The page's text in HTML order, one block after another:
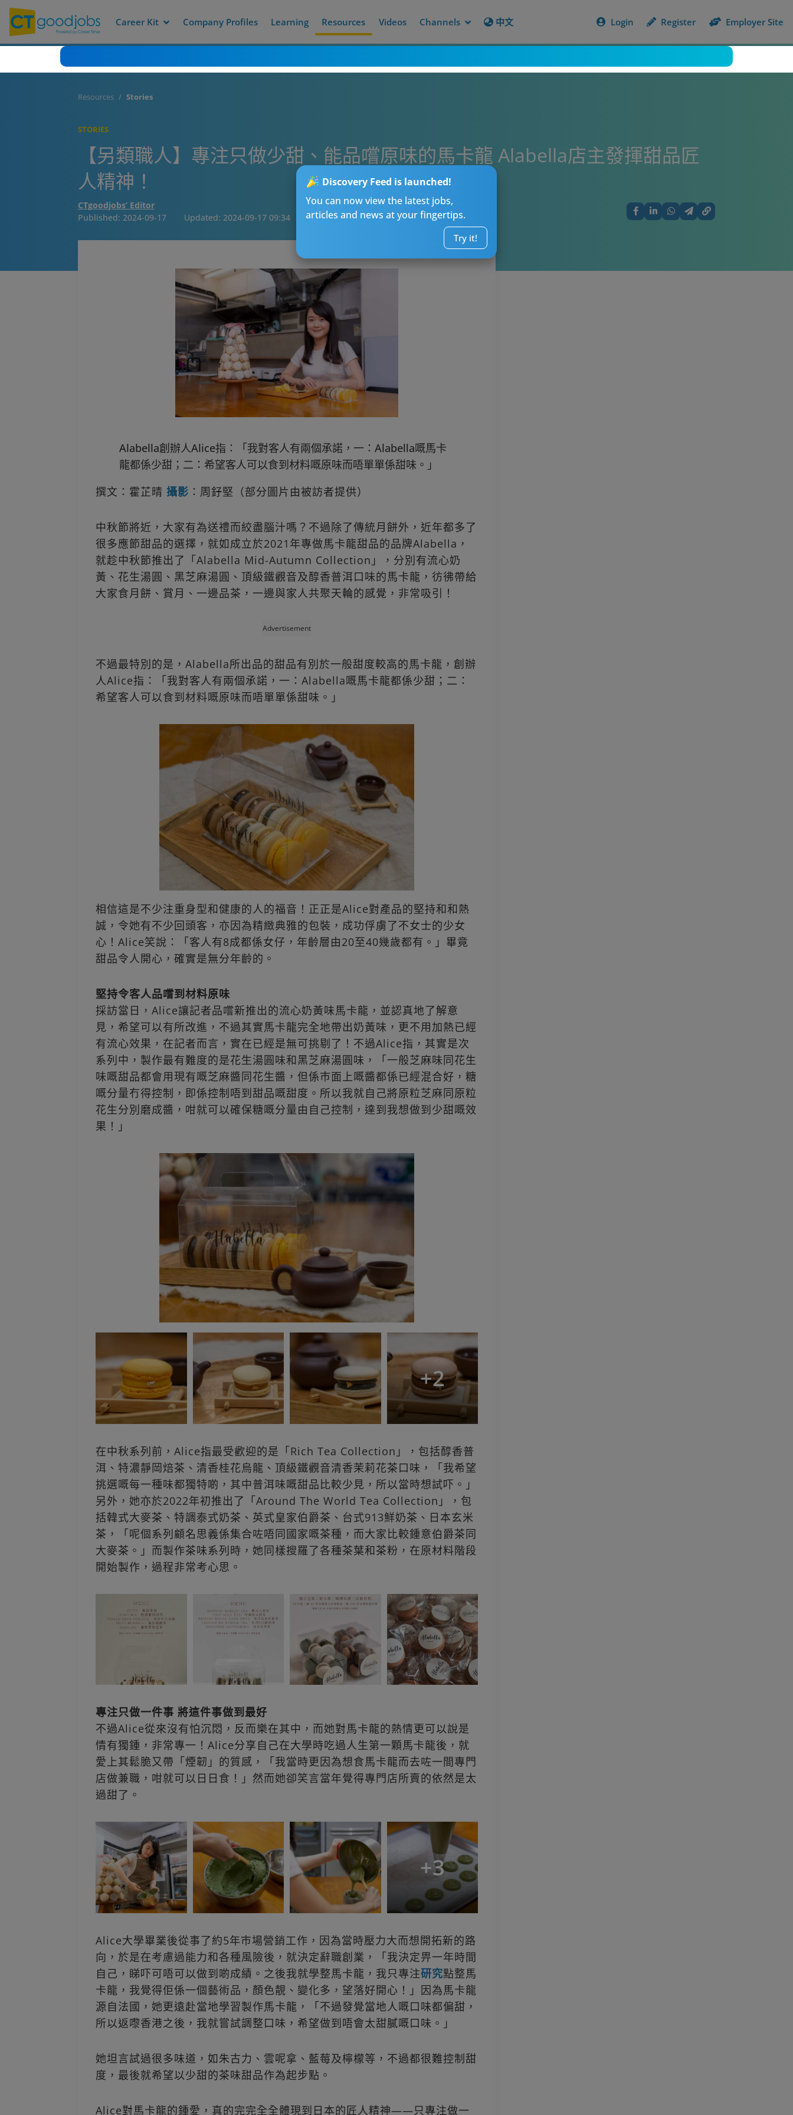
Career Kit Company Profiles Learning Resources Videos Channels 中文 Login Register Employer Site
Discovery Feed is launched!
You can now view the latest jobs,
articles and news at your fingertips.
Try it!
Resources Stories
STORIES
【另類職人】專注只做少甜、能品嚐原味的馬卡龍 Alabella店主發揮甜品匠
人精神！
CTgoodjobs’ Editor
Published: 2024-09-17 Updated: 2024-09-17 09:34
Alabella創辦人Alice指：「我對客人有兩個承諾，一：Alabella嘅馬卡
龍都係少甜；二：希望客人可以食到材料嘅原味而唔單單係甜味。」
撰文：霍芷晴 攝影 ：周釨堅（部分圖片由被訪者提供）
中秋節將近，大家有為送禮而絞盡腦汁嗎？不過除了傳統月餅外，近年都多了
很多應節甜品的選擇，就如成立於2021年專做馬卡龍甜品的品牌Alabella，
就趁中秋節推出了「Alabella Mid-Autumn Collection」，分別有流心奶
黃、花生湯圓、黑芝麻湯圓、頂級鐵觀音及醇香普洱口味的馬卡龍，彷彿帶給
大家食月餅、賞月、一邊品茶，一邊與家人共聚天輪的感覺，非常吸引！
Advertisement
不過最特別的是，Alabella所出品的甜品有別於一般甜度較高的馬卡龍，創辦
人Alice指：「我對客人有兩個承諾，一：Alabella嘅馬卡龍都係少甜；二：
希望客人可以食到材料嘅原味而唔單單係甜味。」
相信這是不少注重身型和健康的人的福音！正正是Alice對產品的堅持和和熱
誠，令她有不少回頭客，亦因為精緻典雅的包裝，成功俘虜了不女士的少女
心！Alice笑說：「客人有8成都係女仔，年齡層由20至40幾歲都有。」畢竟
甜品令人開心，確實是無分年齡的。
堅持令客人品嚐到材料原味
採訪當日，Alice讓記者品嚐新推出的流心奶黃味馬卡龍，並認真地了解意
見，希望可以有所改進，不過其實馬卡龍完全地帶出奶黃味，更不用加熱已經
有流心效果，在記者而言，實在已經是無可挑剔了！不過Alice指，其實是次
系列中，製作最有難度的是花生湯圓味和黑芝麻湯圓味，「一般芝麻味同花生
味嘅甜品都會用現有嘅芝麻醬同花生醬，但係巿面上嘅醬都係已經混合好，糖
嘅分量冇得控制，即係控制唔到甜品嘅甜度。所以我就自己將原粒芝麻同原粒
花生分別磨成醬，咁就可以確保糖嘅分量由自己控制，達到我想做到少甜嘅效
果！」
+2
在中秋系列前，Alice指最受歡迎的是「Rich Tea Collection」，包括醇香普
洱、特濃靜岡焙茶、清香桂花烏龍、頂級鐵觀音清香茉莉花茶口味，「我希望
挑選嘅每一種味都獨特啲，其中普洱味嘅甜品比較少見，所以當時想試吓。」
另外，她亦於2022年初推出了「Around The World Tea Collection」，包
括韓式大麥茶、特調泰式奶茶、英式皇家伯爵茶、台式913鮮奶茶、日本玄米
茶，「呢個系列顧名思義係集合咗唔同國家嘅茶種，而大家比較鍾意伯爵茶同
大麥茶。」而製作茶味系列時，她同樣搜羅了各種茶葉和茶粉，在原材料階段
開始製作，過程非常考心思。
專注只做一件事 將這件事做到最好
不過Alice從來沒有怕沉悶，反而樂在其中，而她對馬卡龍的熱情更可以說是
情有獨鍾，非常專一！Alice分享自己在大學時吃過人生第一顆馬卡龍後，就
愛上其鬆脆又帶「煙韌」的質感，「我當時更因為想食馬卡龍而去咗一間專門
店做兼職，咁就可以日日食！」然而她卻笑言當年覺得專門店所賣的依然是太
過甜了。
+3
Alice大學畢業後從事了約5年巿場營銷工作，因為當時壓力大而想開拓新的路
向，於是在考慮過能力和各種風險後，就決定辭職創業，「我決定畀一年時間
自己，睇吓可唔可以做到啲成績。之後我就學整馬卡龍，我只專注研究點整馬
卡龍，我覺得佢係一個藝術品，顏色靚、變化多，望落好開心！」因為馬卡龍
源自法國，她更遠赴當地學習製作馬卡龍，「不過發覺當地人嘅口味都偏甜，
所以返嚟香港之後，我就嘗試調整口味，希望做到唔會太甜膩嘅口味。」
她坦言試過很多味道，如朱古力、雲呢拿、藍莓及檸檬等，不過都很難控制甜
度，最後就希望以少甜的茶味甜品作為起步點。
Alice對馬卡龍的鍾愛，真的完完全全體現到日本的匠人精神——只專注做一